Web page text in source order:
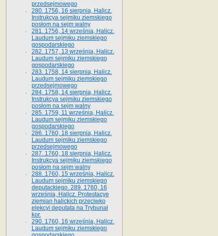
przedsejmowego
280. 1756, 16 sierpnia, Halicz.
Instrukcya sejmiku ziemskiego
posłom na sejm walny
281. 1756, 14 września, Halicz.
Laudum sejmiku ziemskiego
gospodarskiego
282. 1757, 13 września, Halicz.
Laudum sejmiku ziemskiego
gospodarskiego
283. 1758, 14 sierpnia, Halicz.
Laudum sejmiku ziemskiego
przedsejmowego
284. 1758, 14 sierpnia, Halicz.
Instrukcya sejmiku ziemskiego
posłom na sejm walny
285. 1759, 11 września, Halicz.
Laudum sejmiku ziemskiego
gospodarskiego
286. 1760, 18 sierpnia, Halicz.
Laudum sejmiku ziemskiego
przedsejmowego
287. 1760, 18 sierpnia, Halicz.
Instrukcya sejmiku ziemskiego
posłom na sejm walny
288. 1760, 15 września, Halicz.
Laudum sejmiku ziemskiego
deputackiego. 289. 1760, 16
września, Halicz. Protestacye
ziemian halickich przeciwko
elekcyi deputata na Trybunał
kor.
290. 1760, 16 września, Halicz.
Laudum sejmiku ziemskiego